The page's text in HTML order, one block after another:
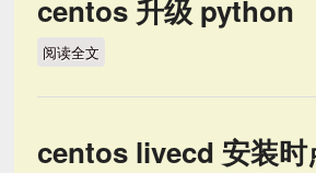
centos 升级 python
阅读全文
centos livecd 安装